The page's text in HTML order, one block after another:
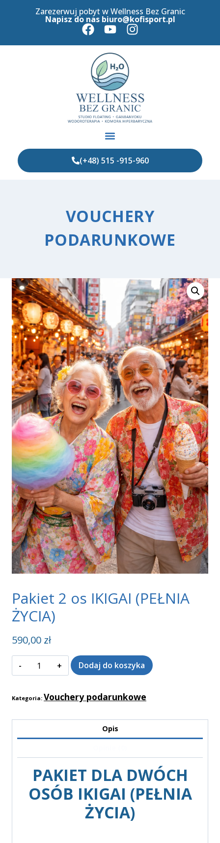
Zarezerwuj pobyt w Wellness Bez Granic
Napisz do nas biuro@kofisport.pl
(+48) 515 -915-960
VOUCHERY
PODARUNKOWE
Pakiet 2 os IKIGAI (PEŁNIA
ŻYCIA)
590,00 zł
Dodaj do koszyka
Kategoria: Vouchery podarunkowe
Opis
PAKIET DLA DWÓCH
OSÓB IKIGAI (PEŁNIA
ŻYCIA)